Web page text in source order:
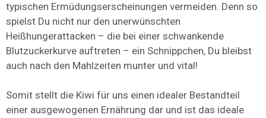
typischen Ermüdungserscheinungen vermeiden. Denn so
spielst Du nicht nur den unerwünschten
Heißhungerattacken – die bei einer schwankende
Blutzuckerkurve auftreten – ein Schnippchen, Du bleibst
auch nach den Mahlzeiten munter und vital!
Somit stellt die Kiwi für uns einen idealer Bestandteil
einer ausgewogenen Ernährung dar und ist das ideale